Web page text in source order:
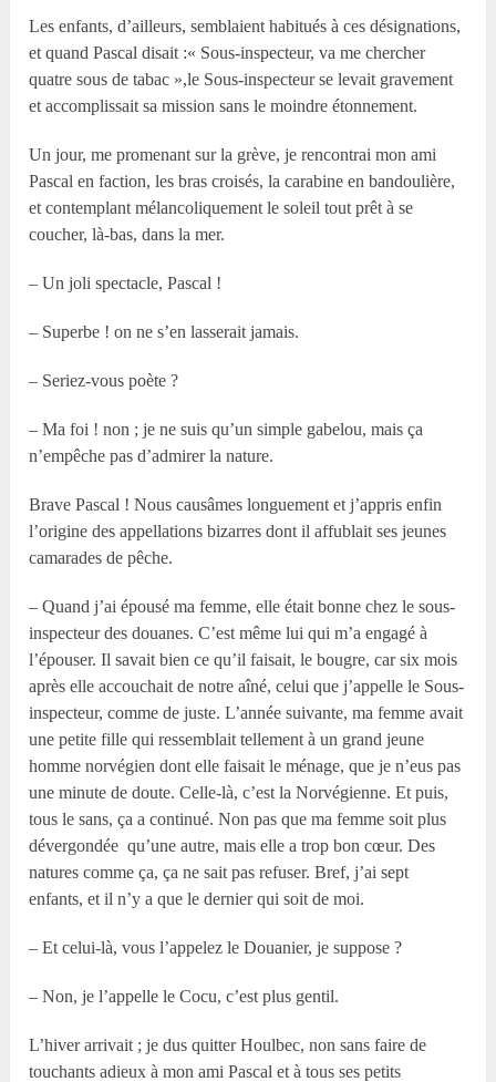
Les enfants, d’ailleurs, semblaient habitués à ces désignations,
et quand Pascal disait :« Sous-inspecteur, va me chercher
quatre sous de tabac »,le Sous-inspecteur se levait gravement
et accomplissait sa mission sans le moindre étonnement.
Un jour, me promenant sur la grève, je rencontrai mon ami
Pascal en faction, les bras croisés, la carabine en bandoulière,
et contemplant mélancoliquement le soleil tout prêt à se
coucher, là-bas, dans la mer.
– Un joli spectacle, Pascal !
– Superbe ! on ne s’en lasserait jamais.
– Seriez-vous poète ?
– Ma foi ! non ; je ne suis qu’un simple gabelou, mais ça
n’empêche pas d’admirer la nature.
Brave Pascal ! Nous causâmes longuement et j’appris enfin
l’origine des appellations bizarres dont il affublait ses jeunes
camarades de pêche.
– Quand j’ai épousé ma femme, elle était bonne chez le sous-
inspecteur des douanes. C’est même lui qui m’a engagé à
l’épouser. Il savait bien ce qu’il faisait, le bougre, car six mois
après elle accouchait de notre aîné, celui que j’appelle le Sous-
inspecteur, comme de juste. L’année suivante, ma femme avait
une petite fille qui ressemblait tellement à un grand jeune
homme norvégien dont elle faisait le ménage, que je n’eus pas
une minute de doute. Celle-là, c’est la Norvégienne. Et puis,
tous le sans, ça a continué. Non pas que ma femme soit plus
dévergondée qu’une autre, mais elle a trop bon cœur. Des
natures comme ça, ça ne sait pas refuser. Bref, j’ai sept
enfants, et il n’y a que le dernier qui soit de moi.
– Et celui-là, vous l’appelez le Douanier, je suppose ?
– Non, je l’appelle le Cocu, c’est plus gentil.
L’hiver arrivait ; je dus quitter Houlbec, non sans faire de
touchants adieux à mon ami Pascal et à tous ses petits